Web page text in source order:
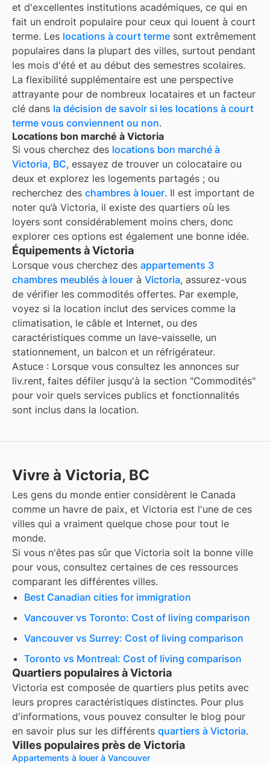
et d'excellentes institutions académiques, ce qui en
fait un endroit populaire pour ceux qui louent à court
terme. Les locations à court terme sont extrêmement
populaires dans la plupart des villes, surtout pendant
les mois d'été et au début des semestres scolaires.
La flexibilité supplémentaire est une perspective
attrayante pour de nombreux locataires et un facteur
clé dans la décision de savoir si les locations à court
terme vous conviennent ou non.
Locations bon marché à Victoria
Si vous cherchez des locations bon marché à
Victoria, BC, essayez de trouver un colocataire ou
deux et explorez les logements partagés ; ou
recherchez des chambres à louer. Il est important de
noter qu’à Victoria, il existe des quartiers où les
loyers sont considérablement moins chers, donc
explorer ces options est également une bonne idée.
Équipements à Victoria
Lorsque vous cherchez des appartements 3
chambres meublés à louer à Victoria, assurez-vous
de vérifier les commodités offertes. Par exemple,
voyez si la location inclut des services comme la
climatisation, le câble et Internet, ou des
caractéristiques comme un lave-vaisselle, un
stationnement, un balcon et un réfrigérateur.
Astuce : Lorsque vous consultez les annonces sur
liv.rent, faites défiler jusqu'à la section "Commodités"
pour voir quels services publics et fonctionnalités
sont inclus dans la location.
Vivre à Victoria, BC
Les gens du monde entier considèrent le Canada
comme un havre de paix, et Victoria est l'une de ces
villes qui a vraiment quelque chose pour tout le
monde.
Si vous n'êtes pas sûr que Victoria soit la bonne ville
pour vous, consultez certaines de ces ressources
comparant les différentes villes.
Best Canadian cities for immigration
Vancouver vs Toronto: Cost of living comparison
Vancouver vs Surrey: Cost of living comparison
Toronto vs Montreal: Cost of living comparison
Quartiers populaires à Victoria
Victoria est composée de quartiers plus petits avec
leurs propres caractéristiques distinctes. Pour plus
d'informations, vous pouvez consulter le blog pour
en savoir plus sur les différents quartiers à Victoria.
Villes populaires près de Victoria
Appartements à louer à Vancouver